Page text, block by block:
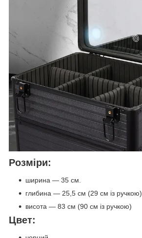
Розміри:
ширина — 35 см.
глибина — 25,5 см (29 см із ручкою)
висота — 83 см (90 см із ручкою)
Цвет: